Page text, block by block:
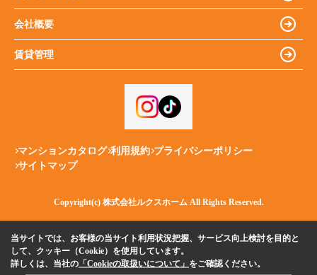
会社概要
賃貸管理
マンションカタログ 利用規約 プライバシーポリシー
サイトマップ
Copyright(c) 株式会社ルクスホーム All Rights Reserved.
当サイトでは、お客様の当サイト利用状況把握、サービス向上検討を目的と
して、クッキー（Cookie）を使用しています。
詳しくは、当社の 「Cookieの取扱いについて」 をご確認ください。